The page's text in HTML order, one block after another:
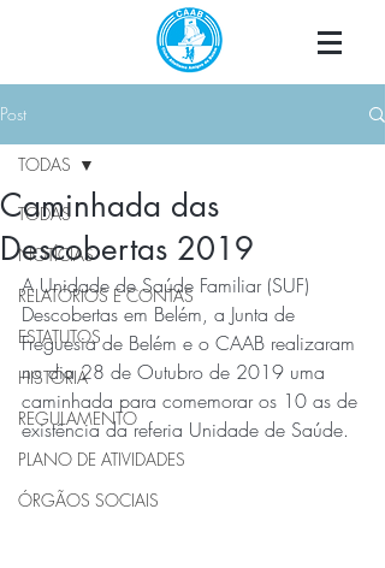
Post
TODAS
NOTÍCIAS
RELATÓRIOS E CONTAS
ESTATUTOS
HISTÓRIA
REGULAMENTO
PLANO DE ATIVIDADES
ÓRGÃOS SOCIAIS
TODAS
Caminhada das
Descobertas 2019
A Unidade de Saúde Familiar (SUF)
Descobertas em Belém, a Junta de
Freguesia de Belém e o CAAB realizaram
no dia 28 de Outubro de 2019 uma
caminhada para comemorar os 10 as de
existência da referia Unidade de Saúde.